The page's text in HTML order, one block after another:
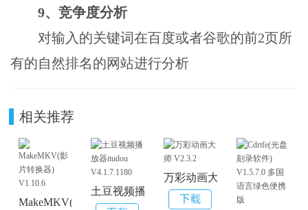
9、竞争度分析
对输入的关键词在百度或者谷歌的前2页所
有的自然排名的网站进行分析
相关推荐
MakeMKV(影片转换器) V1.10.6
土豆视频播放器itudou V4.1.7.1180
万彩动画大师 V2.3.2